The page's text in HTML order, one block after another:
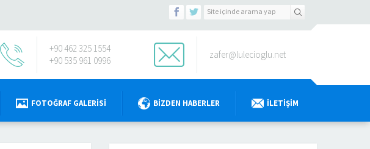
+90 462 325 1554
+90 535 961 0996
zafer@lulecioglu.net
FOTOĞRAF GALERISI BIZDEN HABERLER İLETIŞIM